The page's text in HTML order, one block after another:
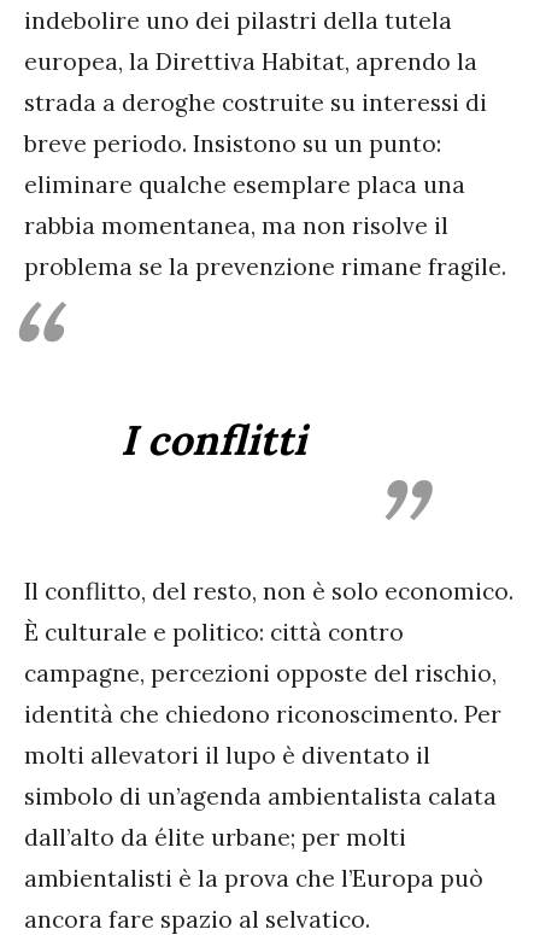
indebolire uno dei pilastri della tutela
europea, la Direttiva Habitat, aprendo la
strada a deroghe costruite su interessi di
breve periodo. Insistono su un punto:
eliminare qualche esemplare placa una
rabbia momentanea, ma non risolve il
problema se la prevenzione rimane fragile.
I conflitti
Il conflitto, del resto, non è solo economico.
È culturale e politico: città contro
campagne, percezioni opposte del rischio,
identità che chiedono riconoscimento. Per
molti allevatori il lupo è diventato il
simbolo di un’agenda ambientalista calata
dall’alto da élite urbane; per molti
ambientalisti è la prova che l’Europa può
ancora fare spazio al selvatico.